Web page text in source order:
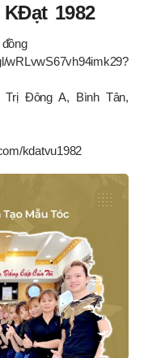
1982
Đông A, Bình Tân,
kdatvu1982